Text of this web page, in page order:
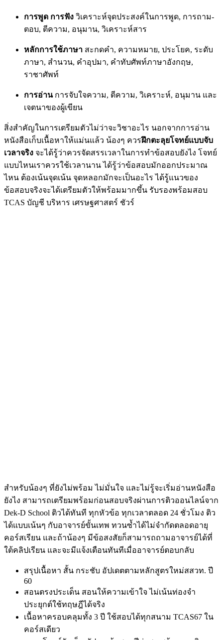
การพูด การฟัง วิเคราะห์จุดประสงค์ในการพูด, การถาม-
ตอบ, ตีความ, อนุมาน, วิเคราะห์สาร
หลักการใช้ภาษา สะกดคำ, ความหมาย, ประโยค, ระดับ
ภาษา, สำนวน, คำอุปมา, คำทับศัพท์ภาษาอังกฤษ,
ราชาศัพท์
การอ่านการจับใจความ, ตีความ, วิเคราะห์, อนุมาน และ
เจตนาของผู้เขียน
สิ่งสำคัญในการเตรียมตัวไม่ว่าจะวิชาอะไร นอกจากการอ่าน
หนังสือเก็บเนื้อหาให้แม่นแล้ว น้องๆ ควรฝึกตะลุยโจทย์แบบจับ
เวลาจริง จะได้รู้ว่าควรจัดสรรเวลาในการทำข้อสอบยังไง โจทย์
แบบไหนเราควรใช้เวลานาน ได้รู้ว่าข้อสอบมักออกประมาณ
ไหน ต้องเน้นจุดเน้น จุดหลอกมักจะเป็นอะไร ได้รู้แนวของ
ข้อสอบจริงจะได้เตรียมตัวให้พร้อมมากขึ้น รับรองพร้อมสอบ
TCAS บัญชี บริหาร เศรษฐศาสตร์ ชัวร์
สำหรับน้องๆ ที่ยังไม่พร้อม ไม่มั่นใจ และไม่รู้จะเริ่มอ่านหนังสือ
ยังไง สามารถเตรียมพร้อมก่อนสอบจริงผ่านการติวออนไลน์จาก
Dek-D School ติวได้ทันที ทุกหัวข้อ ทุกเวลาตลอด 24 ชั่วโมง ติว
ได้แบบเน้นๆ กับอาจารย์ขั้นเทพ ทวนซ้ำได้ไม่จำกัดตลอดอายุ
คอร์สเรียน และถ้าน้องๆ มีข้อสงสัยก็สามารถถามอาจารย์ได้ที่
ใต้คลิปเรียน และจะมีแจ้งเตือนทันทีเมื่ออาจารย์ตอบกลับ
สรุปเนื้อหา สั้น กระชับ อัปเดตตามหลักสูตรใหม่สสวท. ปี
60
สอนตรงประเด็น สอนให้ความเข้าใจ ไม่เน้นท่องจำ
ประยุกต์ใช้ทฤษฎีได้จริง
เนื้อหาครอบคลุมทั้ง 3 ปี ใช้สอบได้ทุกสนาม TCAS67 ใน
คอร์สเดียว